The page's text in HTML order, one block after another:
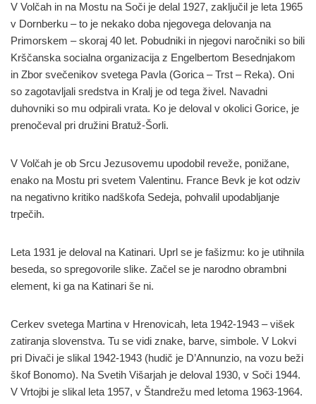
V Volčah in na Mostu na Soči je delal 1927, zaključil je leta 1965
v Dornberku – to je nekako doba njegovega delovanja na
Primorskem – skoraj 40 let. Pobudniki in njegovi naročniki so bili
Krščanska socialna organizacija z Engelbertom Besednjakom
in Zbor svečenikov svetega Pavla (Gorica – Trst – Reka). Oni
so zagotavljali sredstva in Kralj je od tega živel. Navadni
duhovniki so mu odpirali vrata. Ko je deloval v okolici Gorice, je
prenočeval pri družini Bratuž-Šorli.
V Volčah je ob Srcu Jezusovemu upodobil reveže, ponižane,
enako na Mostu pri svetem Valentinu. France Bevk je kot odziv
na negativno kritiko nadškofa Sedeja, pohvalil upodabljanje
trpečih.
Leta 1931 je deloval na Katinari. Uprl se je fašizmu: ko je utihnila
beseda, so spregovorile slike. Začel se je narodno obrambni
element, ki ga na Katinari še ni.
Cerkev svetega Martina v Hrenovicah, leta 1942-1943 – višek
zatiranja slovenstva. Tu se vidi znake, barve, simbole. V Lokvi
pri Divači je slikal 1942-1943 (hudič je D’Annunzio, na vozu beži
škof Bonomo). Na Svetih Višarjah je deloval 1930, v Soči 1944.
V Vrtojbi je slikal leta 1957, v Štandrežu med letoma 1963-1964.